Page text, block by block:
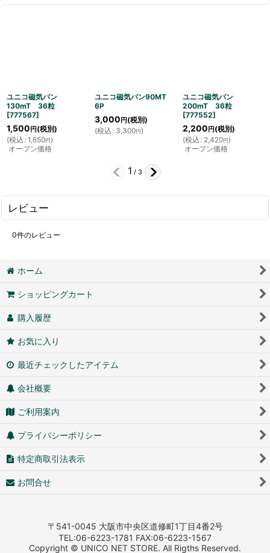
ユニコ磁気バン
130mT 36粒
[777567]
1,500 円 (税別)
(税込 : 1,650円)
オープン価格
ユニコ磁気バン90MT
6P
3,000 円 (税別)
(税込 : 3,300円)
ユニコ磁気バン
200mT 36粒
[777552]
2,200 円 (税別)
(税込 : 2,420円)
オープン価格
1 / 3
レビュー
0件のレビュー
ホーム
ショッピングカート
購入履歴
お気に入り
最近チェックしたアイテム
会社概要
ご利用案内
プライバシーポリシー
特定商取引法表示
お問合せ
〒541-0045 大阪市中央区道修町1丁目4番2号
TEL:06-6223-1781 FAX:06-6223-1567
Copyright © UNICO NET STORE. All Rigths Reserved.